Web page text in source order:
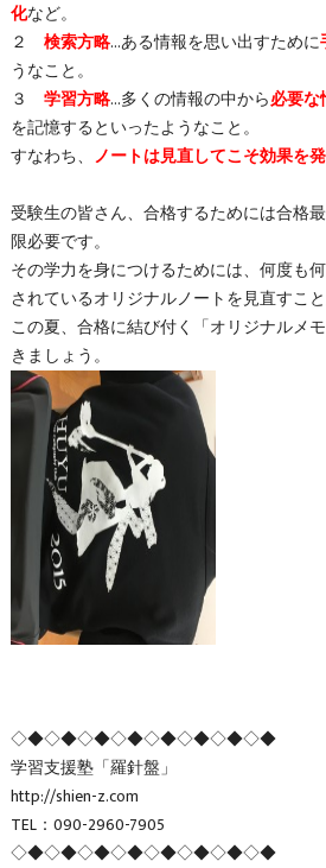
化など。
２ 検索方略…ある情報を思い出すために
うなこと。
３ 学習方略…多くの情報の中から必要な
を記憶するといったようなこと。
すなわち、 ノートは見直してこそ効果を
受験生の皆さん、合格するためには合格
限必要です。
その学力を身につけるためには、何度も
されているオリジナルノートを見直すこ
この夏、合格に結び付く「オリジナルメ
きましょう。
◇◆◇◆◇◆◇◆◇◆◇◆◇◆◇◆
学習支援塾「羅針盤」
http://shien-z.com
TEL：090-2960-7905
◇◆◇◆◇◆◇◆◇◆◇◆◇◆◇◆